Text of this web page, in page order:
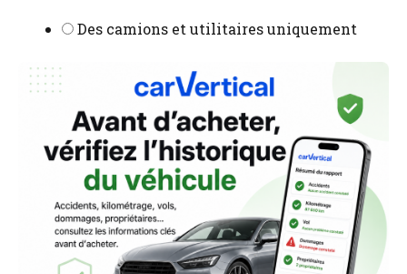
Des camions et utilitaires uniquement